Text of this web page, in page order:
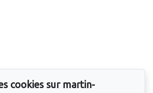
cookies sur martin-